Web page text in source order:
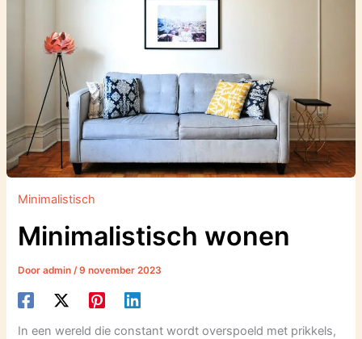
Minimalistisch
Minimalistisch wonen
Dooradmin/9 november 2023
In een wereld die constant wordt overspoeld met prikkels,